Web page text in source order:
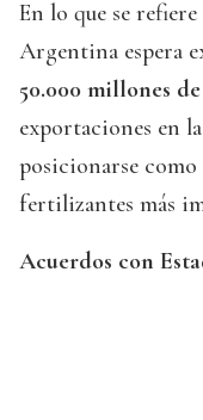
En lo que se
Argentina espera
50.000 millones
exportaciones en
posicionarse
fertilizantes más
Acuerdos con